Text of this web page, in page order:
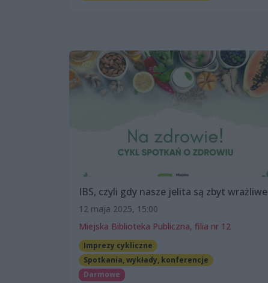
IBS, czyli gdy nasze jelita są zbyt wrażliwe
12 maja 2025, 15:00
Miejska Biblioteka Publiczna, filia nr 12
Imprezy cykliczne
Spotkania, wykłady, konferencje
Darmowe